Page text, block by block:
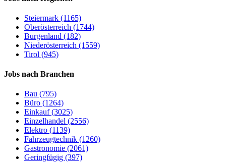
Steiermark (1165)
Oberösterreich (1744)
Burgenland (182)
Niederösterreich (1559)
Tirol (945)
Jobs nach Branchen
Bau (795)
Büro (1264)
Einkauf (3025)
Einzelhandel (2556)
Elektro (1139)
Fahrzeugtechnik (1260)
Gastronomie (2061)
Geringfügig (397)